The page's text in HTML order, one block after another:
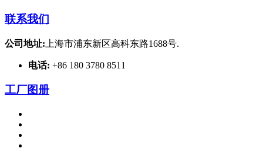
联系我们
公司地址: 上海市浦东新区高科东路1688号.
电话: +86 180 3780 8511
工厂图册